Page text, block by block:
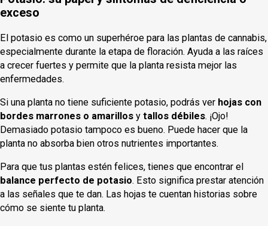
exceso
El potasio es como un superhéroe para las plantas de cannabis,
especialmente durante la etapa de floración. Ayuda a las raíces
a crecer fuertes y permite que la planta resista mejor las
enfermedades.
Si una planta no tiene suficiente potasio, podrás ver hojas con
bordes marrones o amarillos y tallos débiles. ¡Ojo!
Demasiado potasio tampoco es bueno. Puede hacer que la
planta no absorba bien otros nutrientes importantes.
Para que tus plantas estén felices, tienes que encontrar el
balance perfecto de potasio. Esto significa prestar atención
a las señales que te dan. Las hojas te cuentan historias sobre
cómo se siente tu planta.